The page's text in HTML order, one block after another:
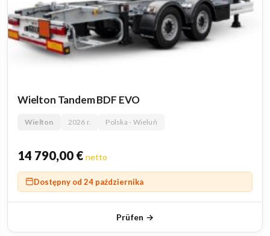
Wielton Tandem BDF EVO
Wielton 2026 r. Polska - Wieluń
14 790,00 € netto
Dostępny od 24 października
Prüfen →